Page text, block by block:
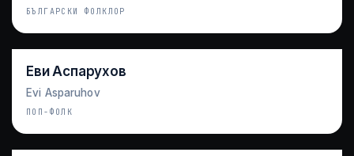
БЪЛГАРСКИ ФОЛКЛОР
Еви Аспарухов
Evi Asparuhov
ПОП-ФОЛК